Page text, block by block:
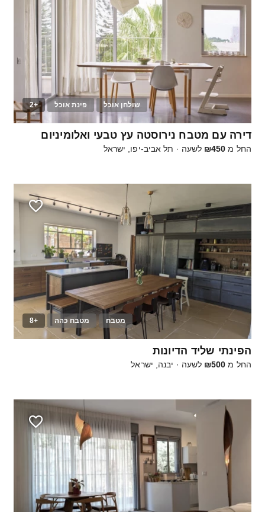
שולחן אוכל פינת אוכל +2
10
דירה עם מטבח נירוסטה עץ טבעי ואלומיניום
החל מ ₪450 לשעה · תל אביב-יפו, ישראל
מטבח מטבח כהה +8
120
הפינתי שליד הדיונות
החל מ ₪500 לשעה · יבנה, ישראל